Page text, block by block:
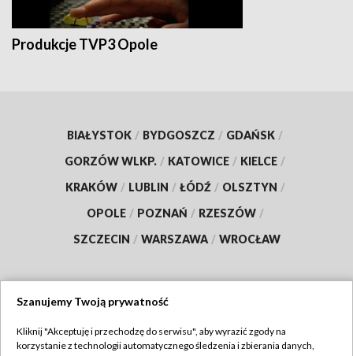
Produkcje TVP3 Opole
BIAŁYSTOK / BYDGOSZCZ / GDAŃSK /
GORZÓW WLKP. / KATOWICE / KIELCE /
KRAKÓW / LUBLIN / ŁÓDŹ / OLSZTYN /
OPOLE / POZNAŃ / RZESZÓW /
SZCZECIN / WARSZAWA / WROCŁAW
TVP
Szanujemy Twoją prywatność
Kliknij "Akceptuję i przechodzę do serwisu", aby wyrazić zgody na
korzystanie z technologii automatycznego śledzenia i zbierania danych,